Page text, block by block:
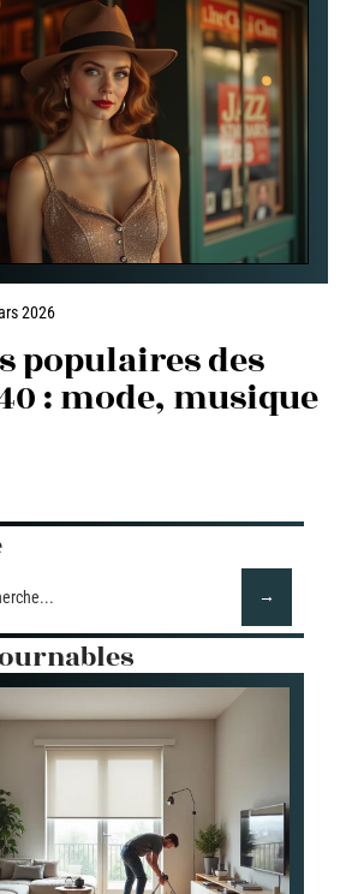
2026
populaires des
: mode, musique